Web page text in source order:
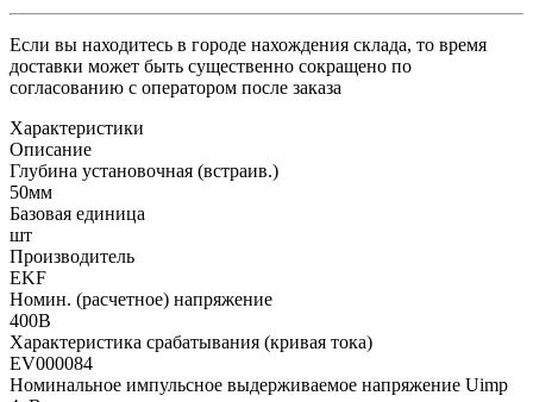
Если вы находитесь в городе нахождения склада, то время
доставки может быть существенно сокращено по
согласованию с оператором после заказа
Характеристики
Описание
Глубина установочная (встраив.)
50мм
Базовая единица
шт
Производитель
EKF
Номин. (расчетное) напряжение
400В
Характеристика срабатывания (кривая тока)
EV000084
Номинальное импульсное выдерживаемое напряжение Uimp